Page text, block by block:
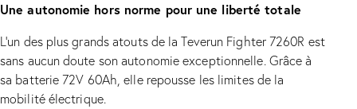
Une autonomie hors norme pour une liberté totale
L’un des plus grands atouts de la Teverun Fighter 7260R est
sans aucun doute son autonomie exceptionnelle. Grâce à
sa batterie 72V 60Ah, elle repousse les limites de la
mobilité électrique.